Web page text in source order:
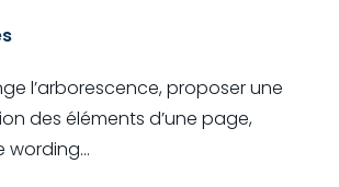
l’arborescence, proposer une
des éléments d’une page,
wording...